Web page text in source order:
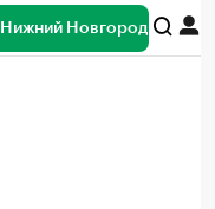
Нижний Новгород